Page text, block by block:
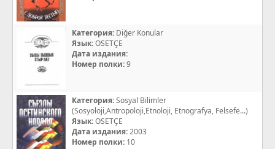
Категория: Diğer Konular
Язык:OSETÇE
Дата издания:
Номер полки:9
Категория:Sosyal Bilimler
(Sosyoloji,Antropoloji,Etnoloji, Etnografya, Felsefe...)
Язык:OSETÇE
Дата издания:2003
Номер полки: 10